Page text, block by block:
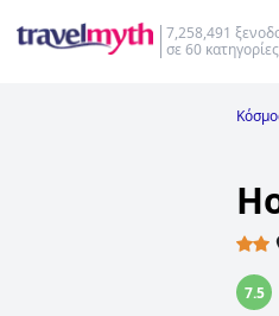
7,258,491
σε 60 κατηγορίες
7.5